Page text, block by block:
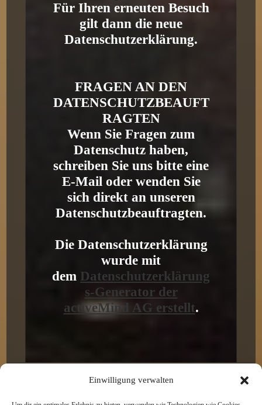
Einwilligung verwalten
Für Ihren erneuten Besuch
gilt dann die neue
Datenschutzerklärung.
FRAGEN AN DEN
DATENSCHUTZBEAUFT
RAGTEN
Wenn Sie Fragen zum
Datenschutz haben,
schreiben Sie uns bitte eine
E-Mail oder wenden Sie
sich direkt an unseren
Datenschutzbeauftragten.
Die Datenschutzerklärung
wurde mit
dem Datenschutzerklärung
s-Generator der
activeMind AG erstellt.